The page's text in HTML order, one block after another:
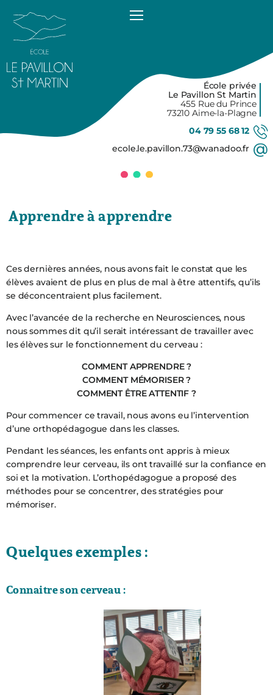
contenu
principal
École privée
Le Pavillon St Martin
455 Rue du Prince
73210 Aime-la-Plagne
04 79 55 68 12
ecole.le.pavillon.73@wanadoo.fr
Apprendre à apprendre
Ces dernières années, nous avons fait le constat que les
élèves avaient de plus en plus de mal à être attentifs, qu’ils
se déconcentraient plus facilement.
Avec l’avancée de la recherche en Neurosciences, nous
nous sommes dit qu’il serait intéressant de travailler avec
les élèves sur le fonctionnement du cerveau :
COMMENT APPRENDRE ?
COMMENT MÉMORISER ?
COMMENT ÊTRE ATTENTIF ?
Pour commencer ce travail, nous avons eu l’intervention
d’une orthopédagogue dans les classes.
Pendant les séances, les enfants ont appris à mieux
comprendre leur cerveau, ils ont travaillé sur la confiance en
soi et la motivation. L’orthopédagogue a proposé des
méthodes pour se concentrer, des stratégies pour
mémoriser.
Quelques exemples :
Connaitre son cerveau :